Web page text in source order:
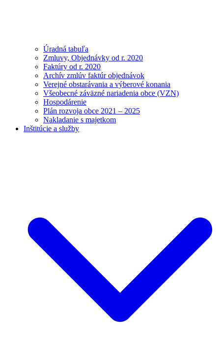
Úradná tabuľa
Zmluvy, Objednávky od r. 2020
Faktúry od r. 2020
Archív zmlúv faktúr objednávok
Verejné obstarávania a výberové konania
Všeobecné záväzné nariadenia obce (VZN)
Hospodárenie
Plán rozvoja obce 2021 – 2025
Nakladanie s majetkom
Inštitúcie a služby